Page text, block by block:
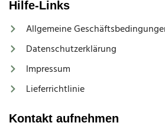
Hilfe-Links
Allgemeine
Datenschutzerklärung
Impressum
Lieferrichtlinie
Kontakt aufnehmen